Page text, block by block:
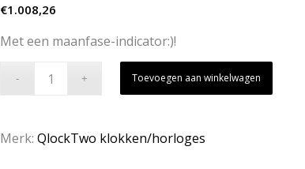
€1.008,26
Met een maanfase-indicator:)!
Toevoegen aan winkelwagen
Merk: QlockTwo klokken/horloges